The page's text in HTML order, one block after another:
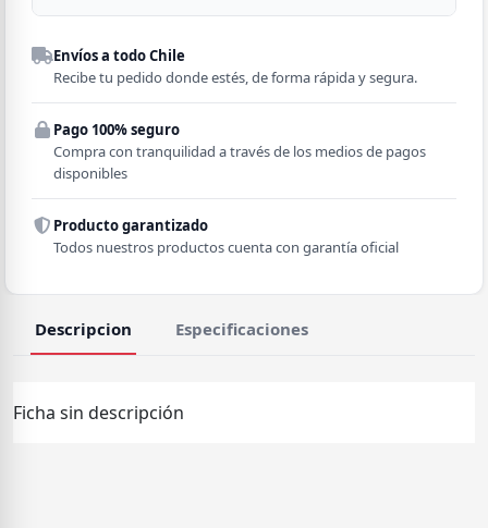
Despacho a domicilio
Región
Comuna
Envíos a todo Chile
Recibe tu pedido donde estés, de forma rápida y segura.
Pago 100% seguro
Compra con tranquilidad a través de los medios de pagos
disponibles
Producto garantizado
Todos nuestros productos cuenta con garantía oficial
Descripcion Especificaciones
Ficha sin descripción